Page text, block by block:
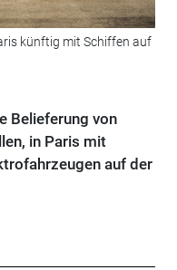
künftig mit Schiffen auf
Belieferung von
in Paris mit
auf der